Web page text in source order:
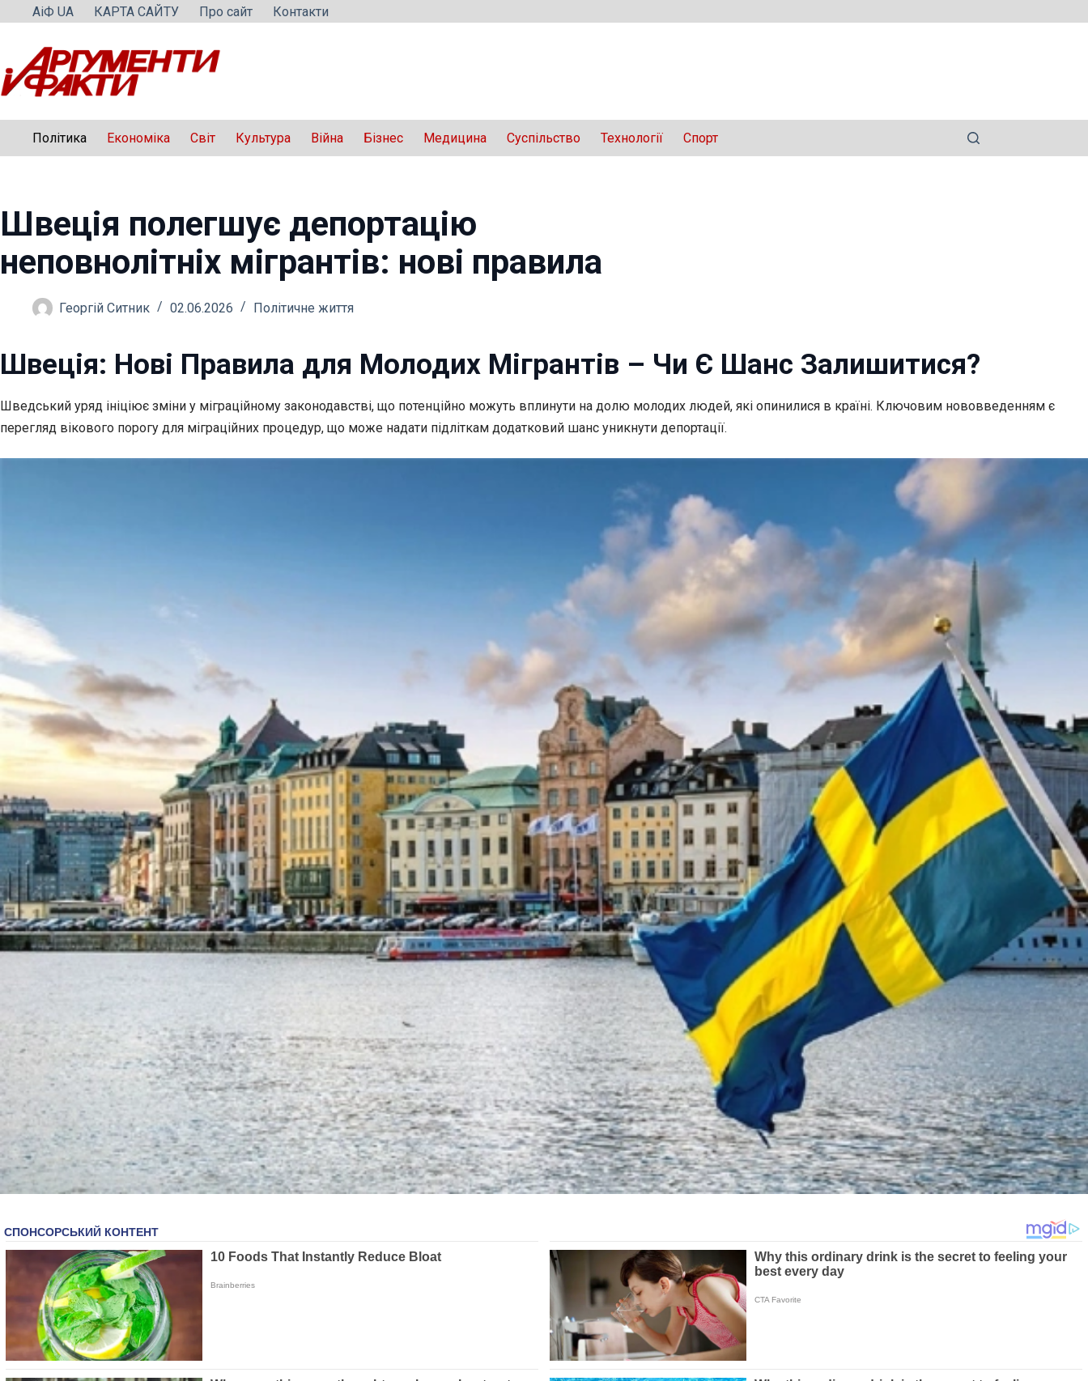
Перейти
вмісту
АіФ UA КАРТА САЙТУ Про сайт Контакти
Політика Економіка Світ Культура Війна Бізнес Медицина Суспільство Технології Спорт
Швеція полегшує депортацію
неповнолітніх мігрантів: нові правила
Георгій Ситник 02.06.2026 Політичне життя
Швеція: Нові Правила для Молодих Мігрантів – Чи Є Шанс Залишитися?
Шведський уряд ініціює зміни у міграційному законодавстві, що потенційно можуть вплинути на долю молодих людей, які опинилися в країні. Ключовим нововведенням є
перегляд вікового порогу для міграційних процедур, що може надати підліткам додатковий шанс уникнути депортації.